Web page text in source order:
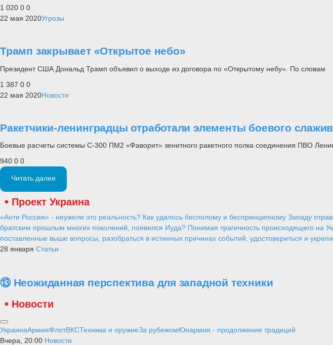
1 020 0 0
22 мая 2020Угрозы
Трамп закрывает «Открытое небо»
Президент США Дональд Трамп объявил о выходе из договора по «Открытому небу». По словам
1 387 0 0
22 мая 2020Новости
Ракетчики-ленинградцы отработали элементы боевого
Боевые расчеты системы С-300 ПМ2 «Фаворит» зенитного ракетного полка соединения ПВО
940 0 0
Читать далее
Проект Украина
«Анти Россия» - неужели это реальность? Как удалось бесполому и беспринципному Западу
братским прошлым многих поколений, появился Иуда? Понимая трагичность происходящего
поставленные выше вопросы, разобраться в истинных причинах событий, удостовериться и
28 января Статьи
⑬ Неожиданная перспектива для западной техники
Новости
УкраинаАрмияФлотВКСТехника и оружиеЗа рубежомЮнармия - продолжение традиций
Вчера, 20:00 Новости